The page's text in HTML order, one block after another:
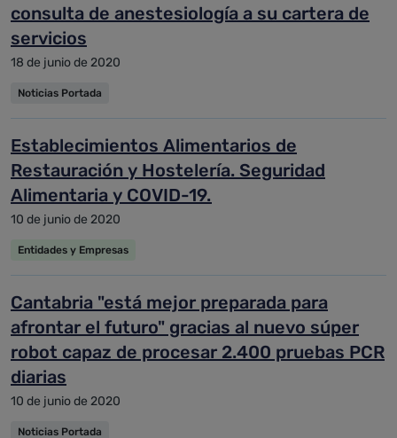
consulta de anestesiología a su cartera de
servicios
18 de junio de 2020
Noticias Portada
Establecimientos Alimentarios de
Restauración y Hostelería. Seguridad
Alimentaria y COVID-19.
10 de junio de 2020
Entidades y Empresas
Cantabria "está mejor preparada para
afrontar el futuro" gracias al nuevo súper
robot capaz de procesar 2.400 pruebas PCR
diarias
10 de junio de 2020
Noticias Portada